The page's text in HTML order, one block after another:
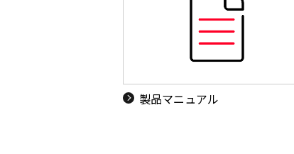
製品マニュアル